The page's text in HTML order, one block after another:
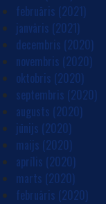
februāris (2021)
janvāris (2021)
decembris (2020)
novembris (2020)
oktobris (2020)
septembris (2020)
augusts (2020)
jūnijs (2020)
maijs (2020)
aprīlis (2020)
marts (2020)
februāris (2020)